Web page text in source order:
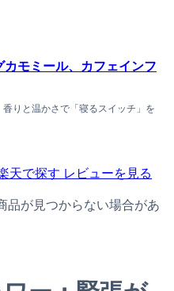
モミール、カフェインフ
りと温かさで「寝るスイッチ」を
天で探す レビューを見る
品が見つからない場合があ